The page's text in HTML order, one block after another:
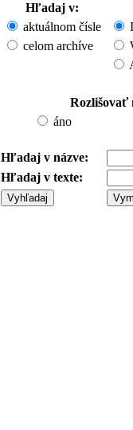
Hľadaj v:
aktuálnom čísle
celom archíve
Rozlišovať
áno
Hľadaj v názve:
Hľadaj v texte: